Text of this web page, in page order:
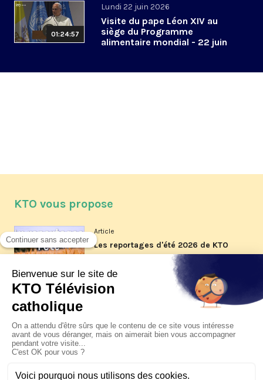
01:24:57
Lundi 22 juin 2026
Visite du pape Léon XIV au
siège du Programme
alimentaire mondial - 22 juin
KTO vous propose
Article
Les reportages d'été 2026 de KTO
Article
La visite pastorale du pape Léon
XIV à Assise à suivre sur KTO le